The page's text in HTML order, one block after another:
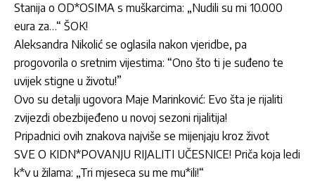
Stanija o OD*OSIMA s muškarcima: „Nudili su mi 10.000
eura za…“ ŠOK!
Aleksandra Nikolić se oglasila nakon vjeridbe, pa
progovorila o sretnim vijestima: “Ono što ti je suđeno te
uvijek stigne u životu!”
Ovo su detalji ugovora Maje Marinković: Evo šta je rijaliti
zvijezdi obezbijeđeno u novoj sezoni rijalitija!
Pripadnici ovih znakova najviše se mijenjaju kroz život
SVE O KIDN*POVANJU RIJALITI UČESNICE! Priča koja ledi
k*v u žilama: „Tri mjeseca su me mu*ili!“